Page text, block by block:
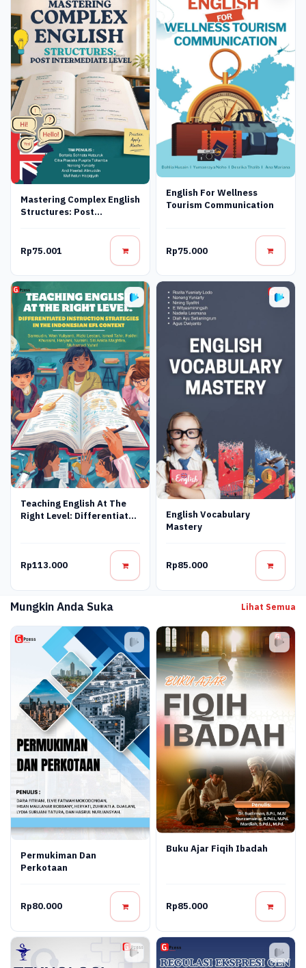
Mastering Complex English
Structures: Post
Rp75.001
English For Wellness
Tourism Communication
Rp75.000
Teaching English At The
Right Level: Differentiated
Rp113.000
English Vocabulary
Mastery
Rp85.000
Mungkin Anda Suka Lihat Semua
Permukiman Dan
Perkotaan
Rp80.000
Buku Ajar Fiqih Ibadah
Rp85.000